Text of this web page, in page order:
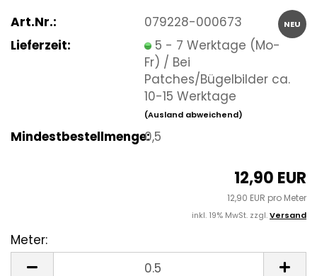
NEU
Art.Nr.:
079228-000673
Lieferzeit:
5 - 7 Werktage (Mo-
Fr) / Bei
Patches/Bügelbilder ca.
10-15 Werktage
(Ausland abweichend)
Mindestbestellmenge:0,5
12,90 EUR
12,90 EUR pro Meter
inkl. 19% MwSt. zzgl.Versand
Meter: